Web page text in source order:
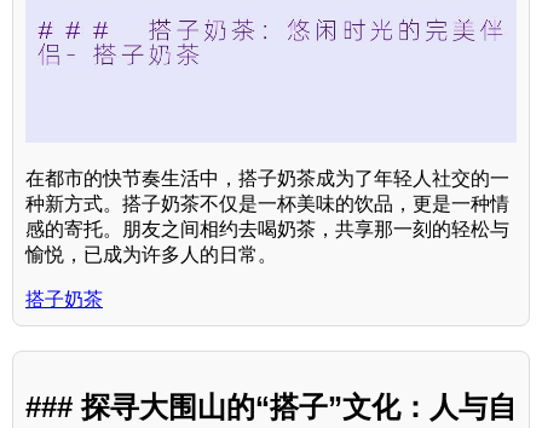
在都市的快节奏生活中，搭子奶茶成为了年轻人社交的一
种新方式。搭子奶茶不仅是一杯美味的饮品，更是一种情
感的寄托。朋友之间相约去喝奶茶，共享那一刻的轻松与
愉悦，已成为许多人的日常。
搭子奶茶
### 探寻大围山的“搭子”文化：人与自